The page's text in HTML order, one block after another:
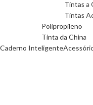
Tintas a
Tintas
Polipropileno
Tinta da China
Caderno Inteligente